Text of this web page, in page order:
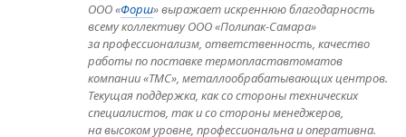
ООО «Форш» выражает искреннюю благодарность
всему коллективу ООО «Полипак-Самара»
за профессионализм, ответственность, качество
работы по поставке термопластавтоматов
компании «TMC», металлообрабатывающих центров.
Текущая поддержка, как со стороны технических
специалистов, так и со стороны менеджеров,
на высоком уровне, профессиональна и оперативна.